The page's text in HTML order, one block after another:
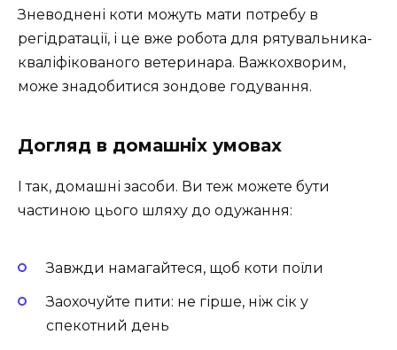
Зневоднені коти можуть мати потребу в
регідратації, і це вже робота для рятувальника-
кваліфікованого ветеринара. Важкохворим,
може знадобитися зондове годування.
Догляд в домашніх умовах
І так, домашні засоби. Ви теж можете бути
частиною цього шляху до одужання:
Завжди намагайтеся, щоб коти поїли
Заохочуйте пити: не гірше, ніж сік у
спекотний день